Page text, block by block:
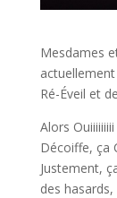
Mesdames
Ré-Éveil et
Alors
Décoiffe, ça
Justement,
des